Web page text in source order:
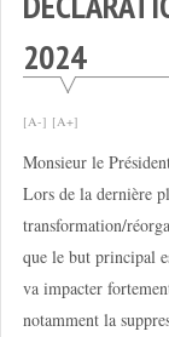
2024
[A-] [A+]
Monsieur le
Lors de la dernière
transformation/
que le but principal
va impacter
notamment la